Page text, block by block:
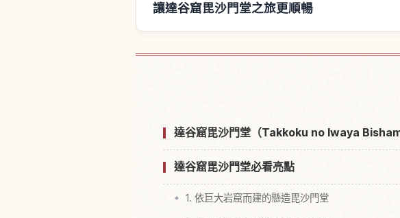
讓達谷窟毘沙門堂之旅更順暢
達谷窟毘沙門堂（Takkoku no Iwaya
達谷窟毘沙門堂必看亮點
1. 依巨大岩窟而建的懸造毘沙門堂